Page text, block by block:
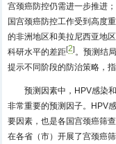
宫颈癌防控仍需进一步推进
国宫颈癌防控工作受到高度
的非洲地区和美拉尼西亚地
科研水平的差距[2]。预测结
提示不同阶段的防治策略，
预测因素中，HPV感染
非常重要的预测因子。HPV
要因素，也是各国宫颈癌筛
在各省（市）开展了宫颈癌